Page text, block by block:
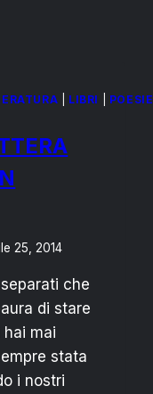
LIBRI POESIE
25, 2014
che
di stare
mai
stata
i nostri